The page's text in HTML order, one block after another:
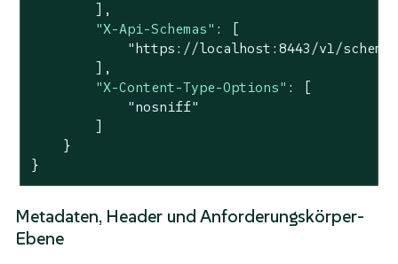
        ],
"X-Api-Schemas" : [
"https://localhost:8443/v1/
        ],
"X-Content-Type-Options" : [
"nosniff"
        ]
    }
}
Metadaten, Header und Anforderungskörper-
Ebene